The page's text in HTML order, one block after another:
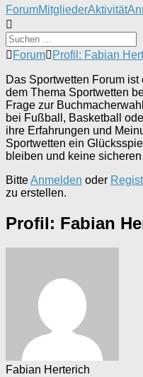
Forum-
Navigation
ForumMitgliederAktivität
Forum-
-
Du
bist
hier:
Forum Profil: Fabian
Das Sportwetten Forum
dem Thema Sportwetten
Frage zur
bei Fußball, Basketball
ihre Erfahrungen und
Sportwetten ein
bleiben und keine
BitteAnmelden oder
zu erstellen.
Profil: Fabian
Fabian Herterich